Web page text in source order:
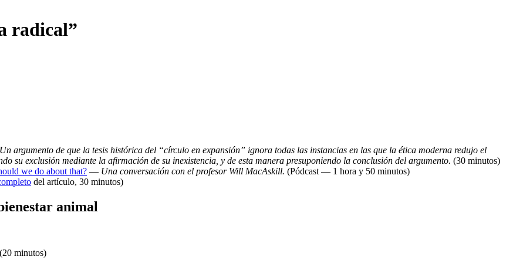
radical”
Un argumento de que la tesis histórica del “círculo en expansión” ignora todas las instancias en las que la ética moderna redujo el
su exclusión mediante la afirmación de su inexistencia, y de esta manera presuponiendo la conclusión del argumento. (30 minutos)
we do about that? — Una conversación con el profesor Will MacAskill. (Pódcast — 1 hora y 50 minutos)
del artículo, 30 minutos)
animal
(20 minutos)